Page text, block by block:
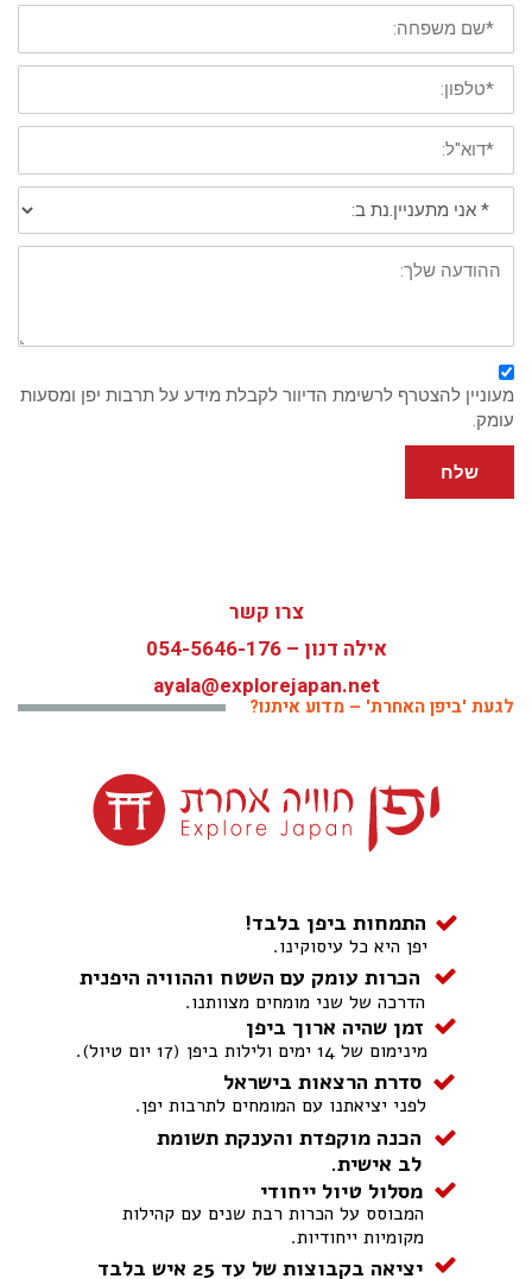
*
שם
משפחה
*
טלפון
נייד
*
דוא"ל:
*
מתעניין/נת
ב:
פירוט:
מעוניין להצטרף לרשימת הדיוור לקבלת מידע על תרבות יפן ומסעות
עומק.
שלח
צרו קשר
אילה דנון –054-5646-176
ayala@explorejapan.net
לגעת 'ביפן האחרת' – מדוע איתנו?
יפן היא כל עיסוקינו.
התמחות ביפן בלבד!
הכרות עומק עם השטח וההוויה היפנית
הדרכה של שני מומחים מצוותנו.
זמן שהיה ארוך ביפן
מינימום של 14 ימים ולילות ביפן (17 יום טיול).
סדרת הרצאות בישראל
לפני יציאתנו עם המומחים לתרבות יפן.
הכנה מוקפדת והענקת תשומת
לב אישית.
המבוסס על הכרות רבת שנים עם קהילות
מקומיות ייחודיות.
מסלול טיול ייחודי
יציאה בקבוצות של עד 25 איש בלבד